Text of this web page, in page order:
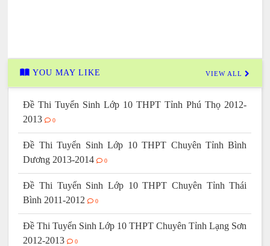
YOU MAY LIKE VIEW ALL
Đề Thi Tuyển Sinh Lớp 10 THPT Tỉnh Phú Thọ 2012-
2013
0
Đề Thi Tuyển Sinh Lớp 10 THPT Chuyên Tỉnh Bình
Dương 2013-2014
0
Đề Thi Tuyển Sinh Lớp 10 THPT Chuyên Tỉnh Thái
Bình 2011-2012
0
Đề Thi Tuyển Sinh Lớp 10 THPT Chuyên Tỉnh Lạng Sơn
2012-2013
0